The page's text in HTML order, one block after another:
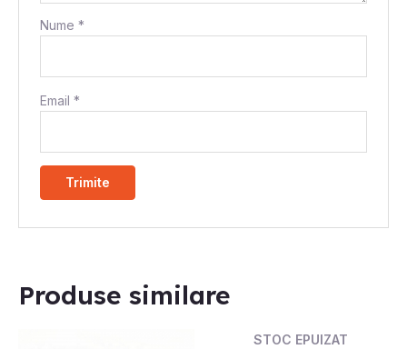
Nume*
Email*
Produse similare
STOC EPUIZAT